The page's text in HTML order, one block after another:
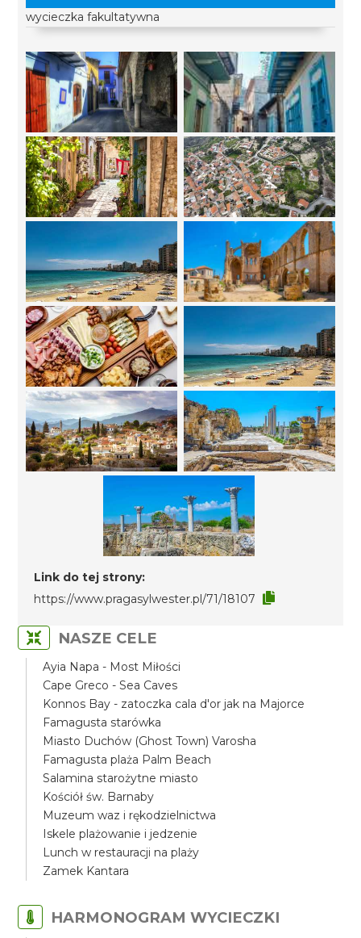
wycieczka fakultatywna
Link do tej strony:
https://www.pragasylwester.pl/71/18107
NASZE CELE
Ayia Napa - Most Miłości
Cape Greco - Sea Caves
Konnos Bay - zatoczka cala d'or jak na Majorce
Famagusta starówka
Miasto Duchów (Ghost Town) Varosha
Famagusta plaża Palm Beach
Salamina starożytne miasto
Kościół św. Barnaby
Muzeum waz i rękodzielnictwa
Iskele plażowanie i jedzenie
Lunch w restauracji na plaży
Zamek Kantara
HARMONOGRAM WYCIECZKI